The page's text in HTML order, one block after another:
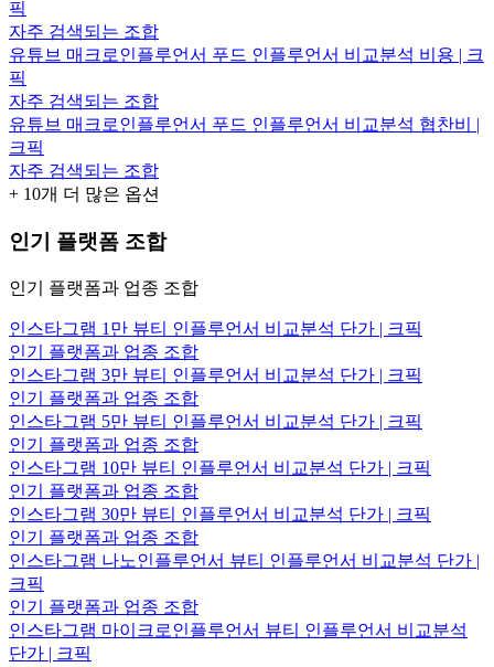
픽
자주 검색되는 조합
유튜브 매크로인플루언서 푸드 인플루언서 비교분석 비용 | 크
픽
자주 검색되는 조합
유튜브 매크로인플루언서 푸드 인플루언서 비교분석 협찬비 |
크픽
자주 검색되는 조합
+ 10개 더 많은 옵션
인기 플랫폼 조합
인기 플랫폼과 업종 조합
인스타그램 1만 뷰티 인플루언서 비교분석 단가 | 크픽
인기 플랫폼과 업종 조합
인스타그램 3만 뷰티 인플루언서 비교분석 단가 | 크픽
인기 플랫폼과 업종 조합
인스타그램 5만 뷰티 인플루언서 비교분석 단가 | 크픽
인기 플랫폼과 업종 조합
인스타그램 10만 뷰티 인플루언서 비교분석 단가 | 크픽
인기 플랫폼과 업종 조합
인스타그램 30만 뷰티 인플루언서 비교분석 단가 | 크픽
인기 플랫폼과 업종 조합
인스타그램 나노인플루언서 뷰티 인플루언서 비교분석 단가 |
크픽
인기 플랫폼과 업종 조합
인스타그램 마이크로인플루언서 뷰티 인플루언서 비교분석
단가 | 크픽